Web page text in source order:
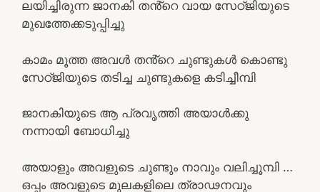
ലയിച്ചിരുന്ന ജാനകി തൻ്റെ വായ സേഠ്ജിയുടെ
മുഖത്തേക്കടുപ്പിച്ചു
കാമം മൂത്ത അവൾ തൻ്റെ ചുണ്ടുകൾ കൊണ്ടു
സേഠ്ജിയുടെ തടിച്ച ചുണ്ടുകളെ കടിച്ചീമ്പി
ജാനകിയുടെ ആ പ്രവൃത്തി അയാൾക്കു
നന്നായി ബോധിച്ചു
അയാളും അവളുടെ ചുണ്ടും നാവും വലിച്ചൂമ്പി …
ഒപ്പം അവളുടെ മുലകളിലെ ത്രാഢനവും